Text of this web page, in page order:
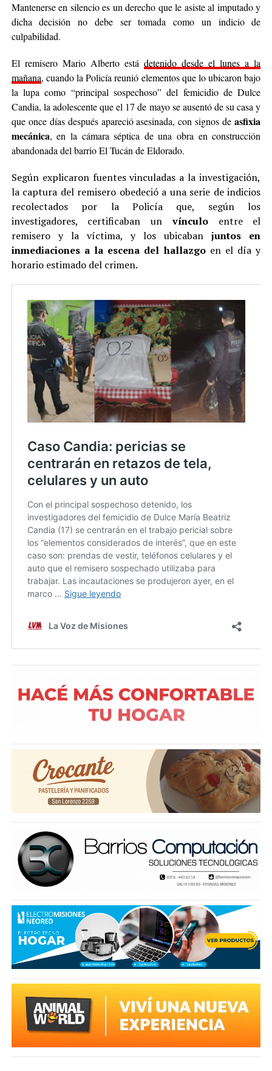
Mantenerse en silencio es un derecho que le asiste al imputado y
dicha decisión no debe ser tomada como un indicio de
culpabilidad.
El remisero Mario Alberto está detenido desde el lunes a la
mañana, cuando la Policía reunió elementos que lo ubicaron bajo
la lupa como “principal sospechoso” del femicidio de Dulce
Candia, la adolescente que el 17 de mayo se ausentó de su casa y
que once días después apareció asesinada, con signos deasfixia
mecánica, en la cámara séptica de una obra en construcción
abandonada del barrio El Tucán de Eldorado.
Según explicaron fuentes vinculadas a la investigación,
la captura del remisero obedeció a una serie de indicios
recolectados por la Policía que, según los
investigadores, certificaban unvínculoentre el
remisero y la víctima, y los ubicabanjuntos en
inmediaciones a la escena del hallazgoen el día y
horario estimado del crimen.